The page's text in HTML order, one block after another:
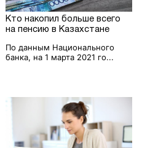
Кто накопил больше всего
на пенсию в Казахстане
По данным Национального
банка, на 1 марта 2021 го...